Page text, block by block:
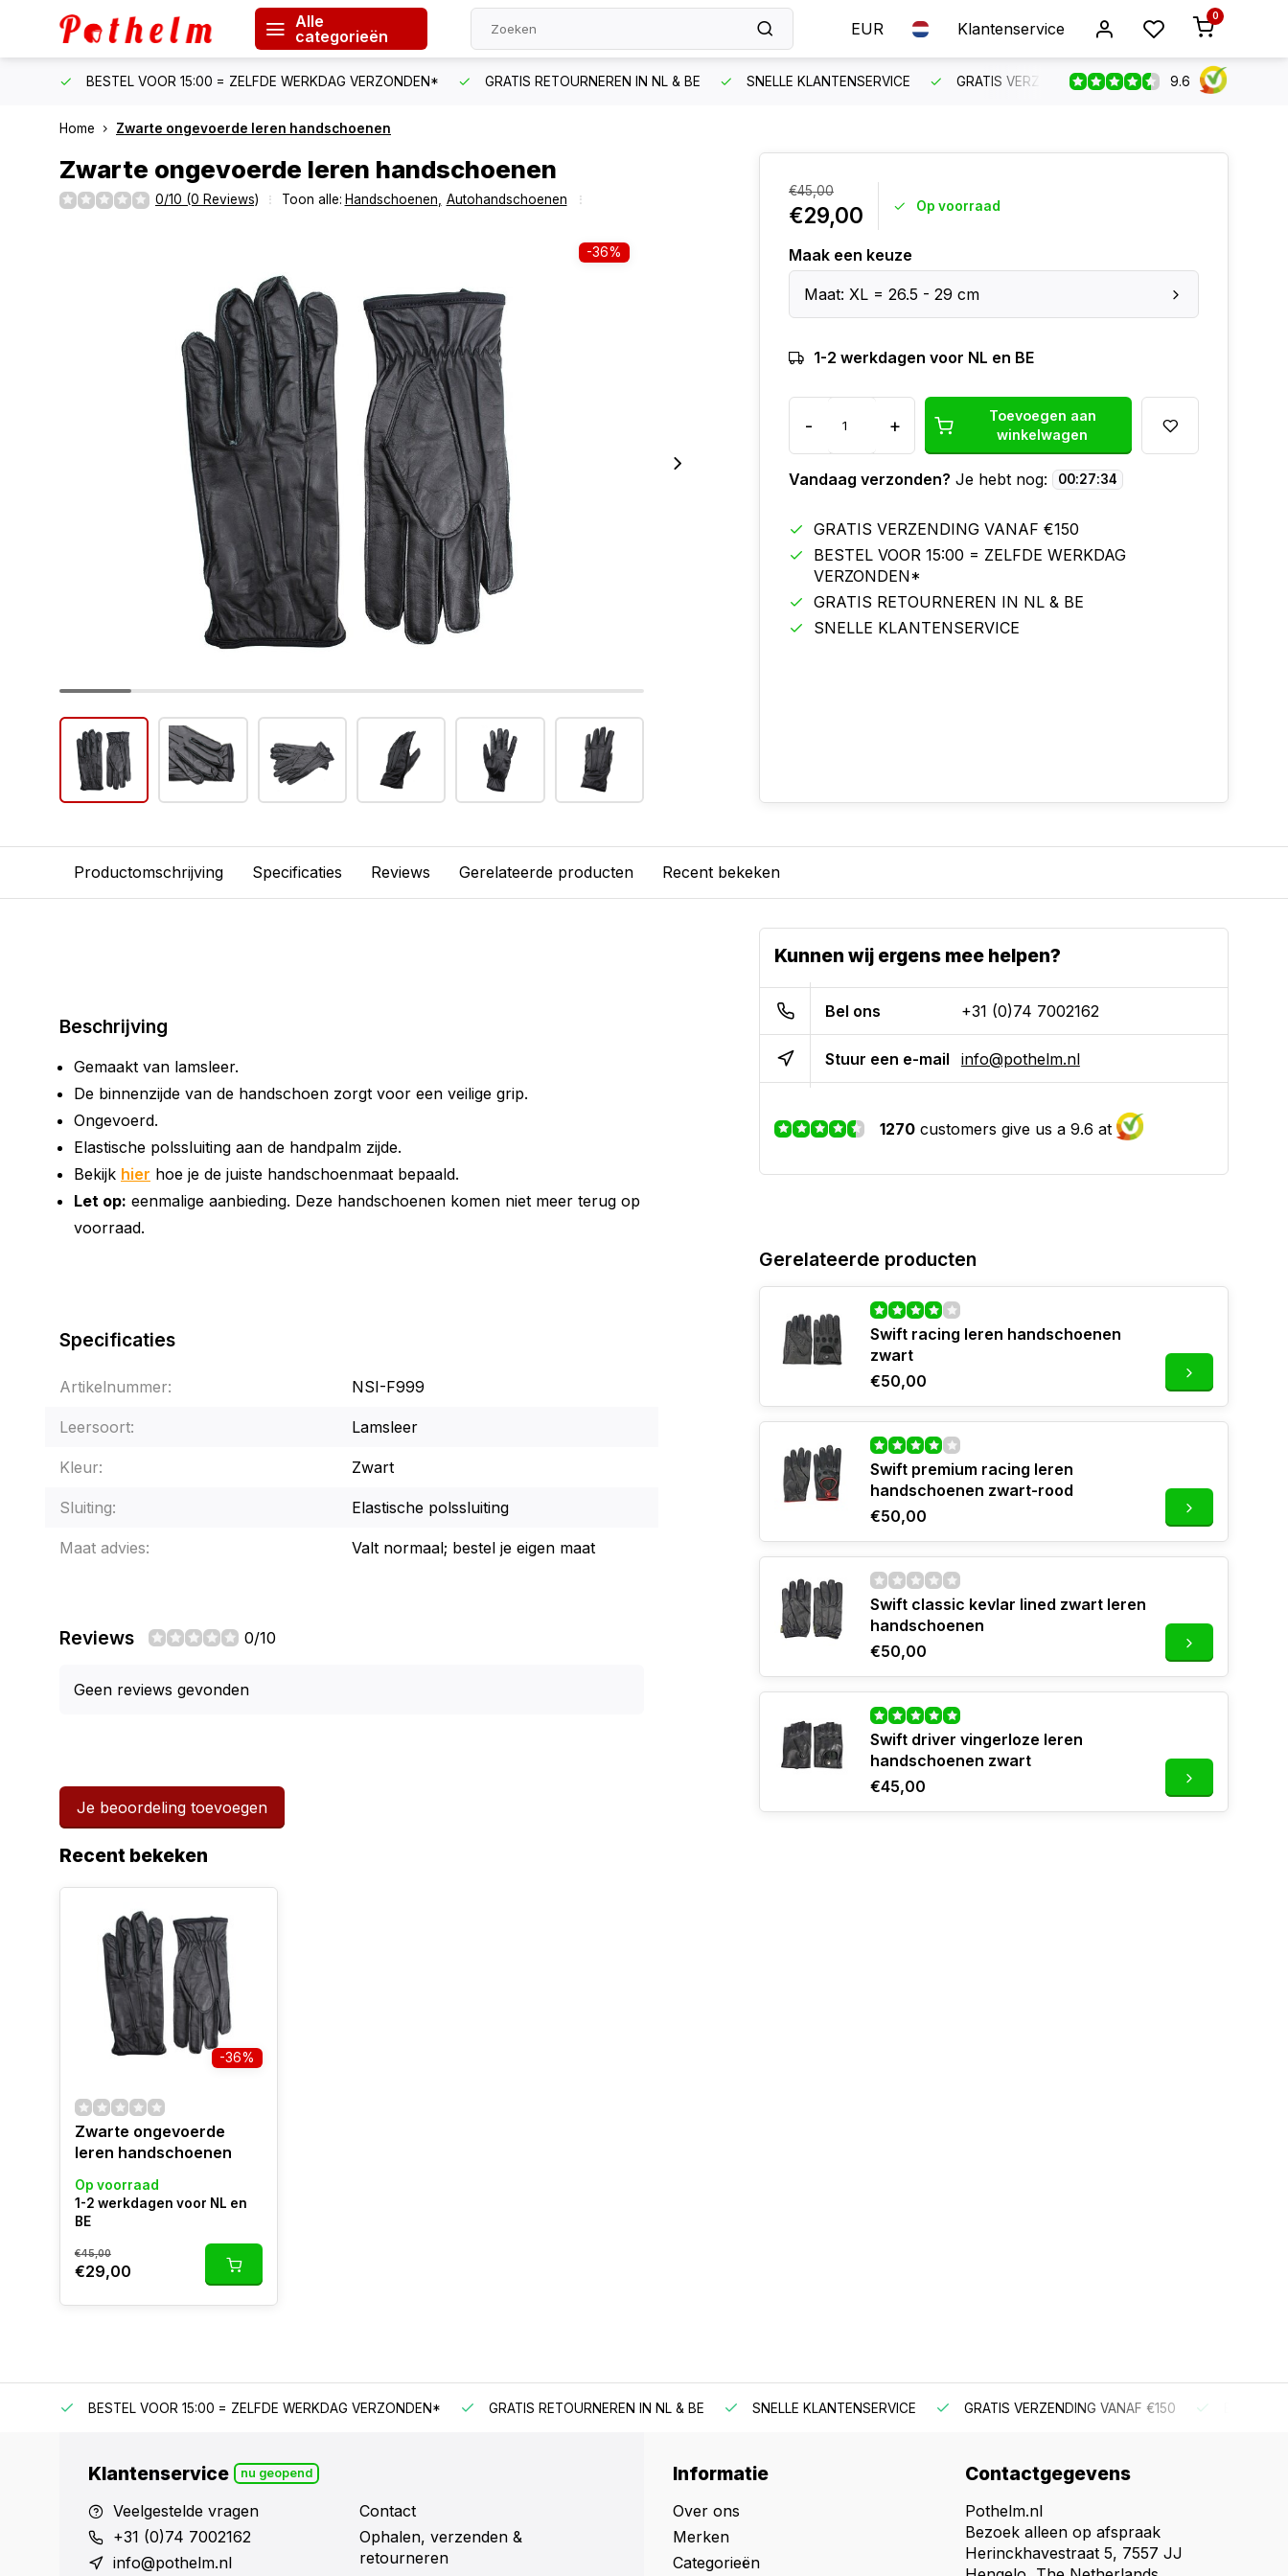
Alle
categorieën
EUR Klantenservice
0
BESTEL VOOR 15:00 = ZELFDE WERKDAG VERZONDEN* GRATIS RETOURNEREN IN NL & BE SNELLE KLANTENSERVICE GRATIS VERZENDING VANAF €150 BESTEL
9.6
Home Zwarte ongevoerde leren handschoenen
Zwarte ongevoerde leren handschoenen
0/10 (0 Reviews) Toon alle: Handschoenen Autohandschoenen
-36%
€45,00
€29,00 Op voorraad
Maak een keuze
Maat: XL = 26.5 - 29 cm
1-2 werkdagen voor NL en BE
- +
Toevoegen aan
winkelwagen
Vandaag verzonden? Je hebt nog: 00:27:34
GRATIS VERZENDING VANAF €150
BESTEL VOOR 15:00 = ZELFDE WERKDAG
VERZONDEN*
GRATIS RETOURNEREN IN NL & BE
SNELLE KLANTENSERVICE
Productomschrijving Specificaties Reviews Gerelateerde producten Recent bekeken
Beschrijving
Gemaakt van lamsleer.
De binnenzijde van de handschoen zorgt voor een veilige grip.
Ongevoerd.
Elastische polssluiting aan de handpalm zijde.
Bekijk hier hoe je de juiste handschoenmaat bepaald.
Let op: eenmalige aanbieding. Deze handschoenen komen niet meer terug op
voorraad.
Specificaties
Artikelnummer: NSI-F999
Leersoort: Lamsleer
Kleur: Zwart
Sluiting: Elastische polssluiting
Maat advies: Valt normaal; bestel je eigen maat
Reviews 0/10
Geen reviews gevonden
Je beoordeling toevoegen
Kunnen wij ergens mee helpen?
Bel ons +31 (0)74 7002162
Stuur een e-mail info@pothelm.nl
1270 customers give us a 9.6 at
Gerelateerde producten
Swift racing leren handschoenen
zwart
€50,00
Swift premium racing leren
handschoenen zwart-rood
€50,00
Swift classic kevlar lined zwart leren
handschoenen
€50,00
Swift driver vingerloze leren
handschoenen zwart
€45,00
Recent bekeken
-36%
Zwarte ongevoerde
leren handschoenen
Op voorraad
1-2 werkdagen voor NL en
BE
€45,00
€29,00
BESTEL VOOR 15:00 = ZELFDE WERKDAG VERZONDEN* GRATIS RETOURNEREN IN NL & BE SNELLE KLANTENSERVICE GRATIS VERZENDING VANAF €150
Klantenservice nu geopend
Veelgestelde vragen
+31 (0)74 7002162
info@pothelm.nl
Contact
Ophalen, verzenden &
retourneren
Informatie
Over ons
Merken
Categorieën
Contactgegevens
Pothelm.nl
Bezoek alleen op afspraak
Herinckhavestraat 5, 7557 JJ